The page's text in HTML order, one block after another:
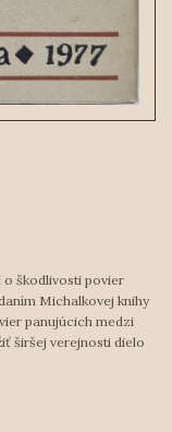
o škodlivosti povier
Michalkovej knihy
panujúcich medzi
širšej verejnosti dielo